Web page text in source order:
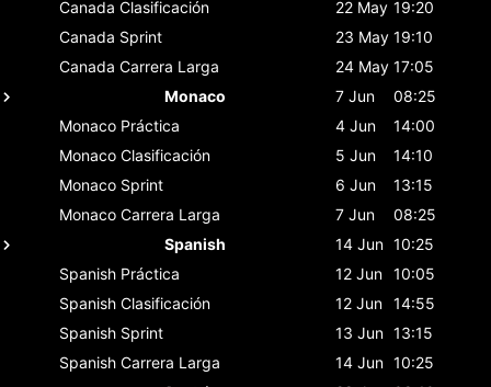
Canada Clasificación 22 May 19:20
Canada Sprint 23 May 19:10
Canada Carrera Larga 24 May 17:05
Monaco
7 Jun
08:25
Monaco Práctica 4 Jun
14:00
Monaco Clasificación 5 Jun
14:10
Monaco Sprint 6 Jun
13:15
Monaco Carrera Larga 7 Jun
08:25
Spanish
14 Jun 10:25
Spanish Práctica 12 Jun 10:05
Spanish Clasificación 12 Jun 14:55
Spanish Sprint 13 Jun 13:15
Spanish Carrera Larga 14 Jun 10:25